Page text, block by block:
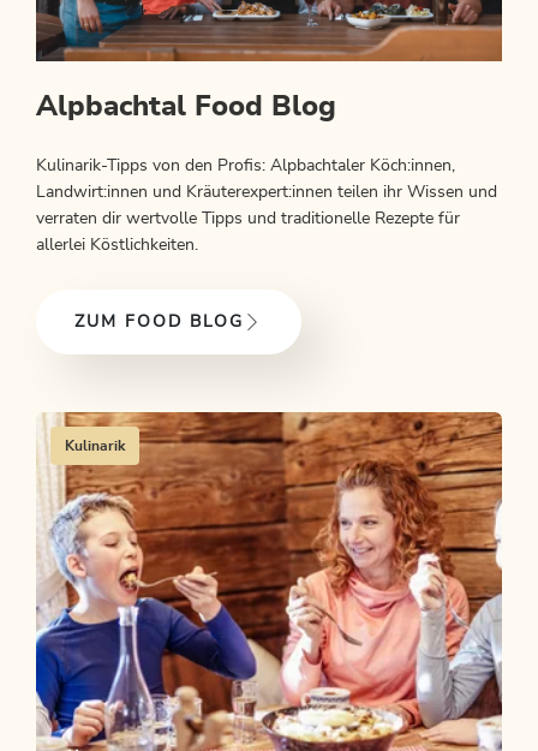
Alpbachtal Food Blog
Kulinarik-Tipps von den Profis: Alpbachtaler Köch:innen,
Landwirt:innen und Kräuterexpert:innen teilen ihr Wissen und
verraten dir wertvolle Tipps und traditionelle Rezepte für
allerlei Köstlichkeiten.
ZUM FOOD BLOG
Kulinarik